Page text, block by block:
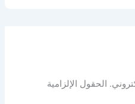
الحقول الإلزامية